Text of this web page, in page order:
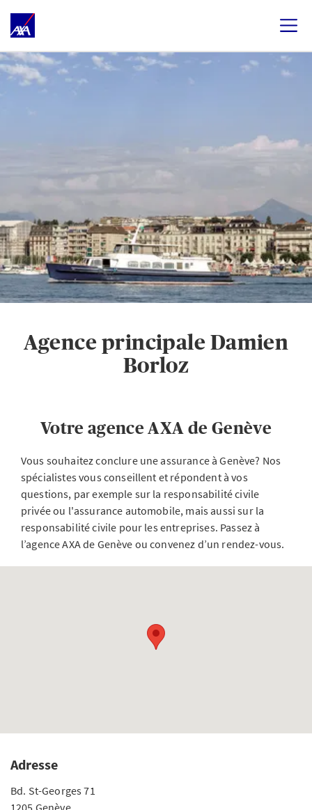
Agence principale Damien
Borloz
Votre agence AXA de Genève
Vous souhaitez conclure une assurance à Genève? Nos
spécialistes vous conseillent et répondent à vos
questions, par exemple sur la responsabilité civile
privée ou l'assurance automobile, mais aussi sur la
responsabilité civile pour les entreprises. Passez à
l’agence AXA de Genève ou convenez d’un rendez-vous.
Adresse
Bd. St-Georges 71
1205 Genève